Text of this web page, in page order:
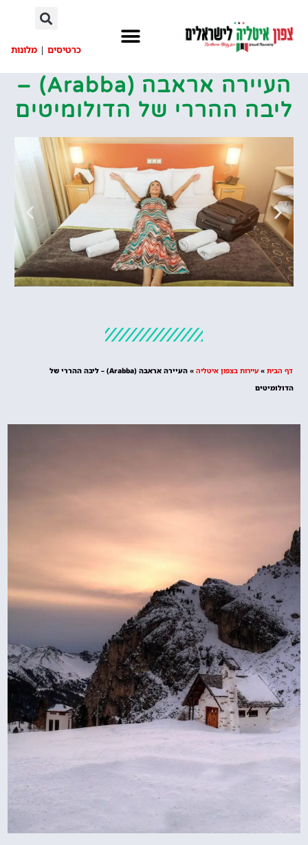
כרטיסים | מלונות
העיירה אראבה (Arabba) –
ליבה ההררי של הדולומיטים
מציאת מלון
דף הבית » עיירות בצפון איטליה »
העיירה אראבה (Arabba) – ליבה ההררי של
הדולומיטים